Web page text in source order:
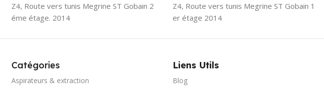
Z4, Route vers tunis Megrine ST Gobain 2
éme étage. 2014
Z4, Route vers tunis Megrine ST Gobain 1
er étage 2014
Catégories
Aspirateurs & extraction
Liens Utils
Blog